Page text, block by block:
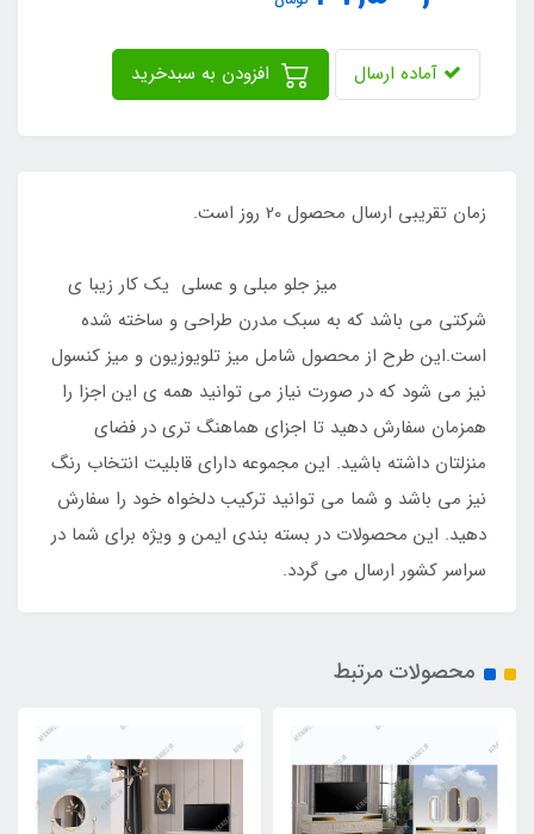
آماده ارسال
زمان تقریبی ارسال محصول 20 روز است.
میز جلو مبلی و عسلی یک کار زیبا ی
شرکتی می باشد که به سبک مدرن طراحی و ساخته شده
است.این طرح از محصول شامل میز تلویوزیون و میز کنسول
نیز می شود که در صورت نیاز می توانید همه ی این اجزا را
همزمان سفارش دهید تا اجزای هماهنگ تری در فضای
منزلتان داشته باشید. این مجموعه دارای قابلیت انتخاب رنگ
نیز می باشد و شما می توانید ترکیب دلخواه خود را سفارش
دهید. این محصولات در بسته بندی ایمن و ویژه برای شما در
سراسر کشور ارسال می گردد.
محصولات مرتبط